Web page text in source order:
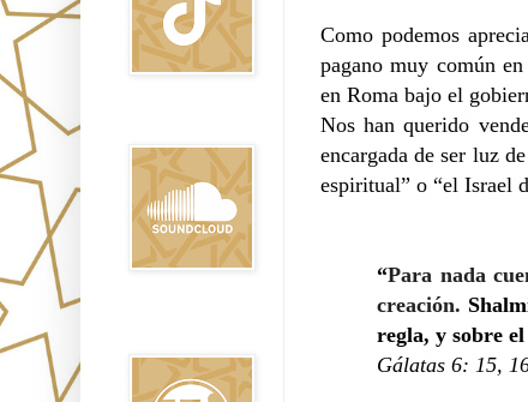
Como podemos
pagano muy común
en Roma bajo el
Nos han querido
encargada de ser luz
espiritual” o “el Israel
“Para nada
creación.
regla, y sobre
Gálatas 6: 15,